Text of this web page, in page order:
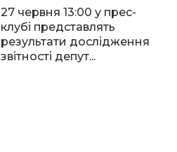
27 червня 13:00 у прес-
клубі представлять
результати дослідження
звітності депут...